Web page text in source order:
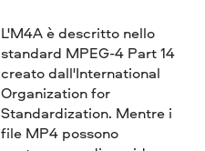
L'M4A è descritto nello
standard MPEG-4 Part 14
creato dall'International
Organization for
Standardization. Mentre i
file MP4 possono